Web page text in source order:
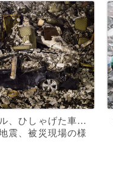
、ひしゃげた車…
震、被災現場の様